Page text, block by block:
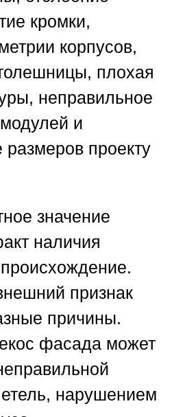
кромки,
корпусов,
плохая
неправильное
и
размеров проекту
значение
наличия
признак
причины.
фасада может
нарушением